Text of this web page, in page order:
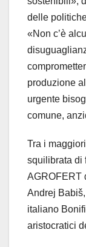
delle
«Non c’è
produzione
urgente
comune,
Tra i
squilibrata di
AGROFERT
Andrej
italiano
aristocratici